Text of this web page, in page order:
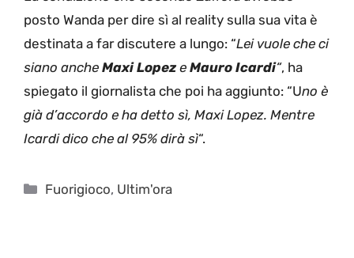
posto Wanda per dire sì al reality sulla sua vita è
destinata a far discutere a lungo: “Lei vuole che ci
siano anche Maxi Lopeze Mauro Icardi“, ha
spiegato il giornalista che poi ha aggiunto: “Uno è
già d’accordo e ha detto sì, Maxi Lopez. Mentre
Icardi dico che al 95% dirà sì“.
Categorie
Fuorigioco, Ultim'ora